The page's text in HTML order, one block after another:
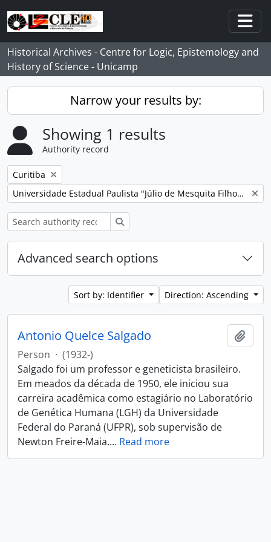
Skip to main content
Historical Archives - Centre for Logic, Epistemology and
History of Science - Unicamp
Narrow your results by:
Showing 1 results
Authority record
Remove filter:
Curitiba
Remove filter:
Universidade Estadual Paulista "Júlio de Mesquita Filho" (Unesp)
Advanced search options
Sort by: Identifier Direction: Ascending
Antonio Quelce Salgado
Person · (1932-)
Salgado foi um professor e geneticista brasileiro.
Em meados da década de 1950, ele iniciou sua
carreira acadêmica como estagiário no Laboratório
de Genética Humana (LGH) da Universidade
Federal do Paraná (UFPR), sob supervisão de
Newton Freire-Maia.… Read more